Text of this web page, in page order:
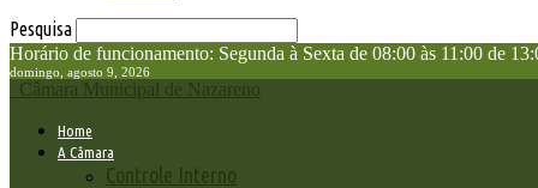
Pesquisa
Horário de funcionamento: Segunda à Sexta de 08:00 às 11:00 de
domingo, agosto 9, 2026
Câmara Municipal de Nazareno
Home
A Câmara
Controle Interno